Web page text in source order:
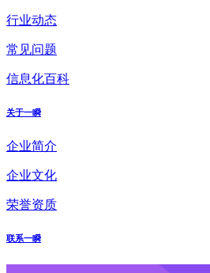
行业动态
常见问题
信息化百科
关于一瞬
企业简介
企业文化
荣誉资质
联系一瞬